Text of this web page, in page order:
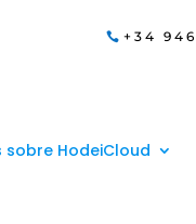
+34
sobre HodeiCloud